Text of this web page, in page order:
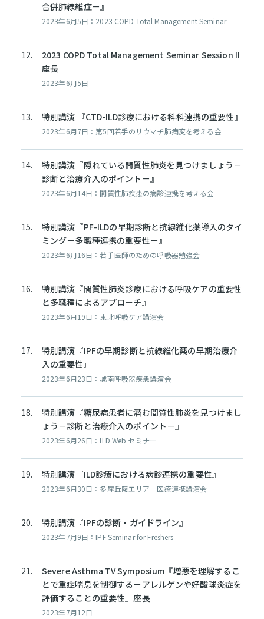
合併肺線維症－』
2023年6月5日：2023 COPD Total Management Seminar
2023 COPD Total Management Seminar Session II
座長
2023年6月5日
特別講演 『CTD-ILD診療における科科連携の重要性』
2023年6月7日：第5回若手のリウマチ肺病変を考える会
特別講演『隠れている間質性肺炎を見つけましょう－
診断と治療介入のポイント－』
2023年6月14日：間質性肺疾患の病診連携を考える会
特別講演『PF-ILDの早期診断と抗線維化薬導入のタイ
ミング－多職種連携の重要性－』
2023年6月16日：若手医師のための呼吸器勉強会
特別講演『間質性肺炎診療における呼吸ケアの重要性
と多職種によるアプローチ』
2023年6月19日：東北呼吸ケア講演会
特別講演『IPFの早期診断と抗線維化薬の早期治療介
入の重要性』
2023年6月23日：城南呼吸器疾患講演会
特別講演『糖尿病患者に潜む間質性肺炎を見つけまし
ょう－診断と治療介入のポイント－』
2023年6月26日：ILD Web セミナー
特別講演『ILD診療における病診連携の重要性』
2023年6月30日：多摩丘陵エリア 医療連携講演会
特別講演『IPFの診断・ガイドライン』
2023年7月9日：IPF Seminar for Freshers
Severe Asthma TV Symposium『増悪を理解するこ
とで重症喘息を制御する－アレルゲンや好酸球炎症を
評価することの重要性』座長
2023年7月12日